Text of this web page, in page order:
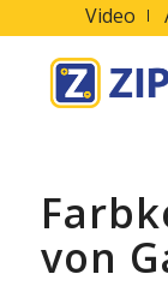
Video
von